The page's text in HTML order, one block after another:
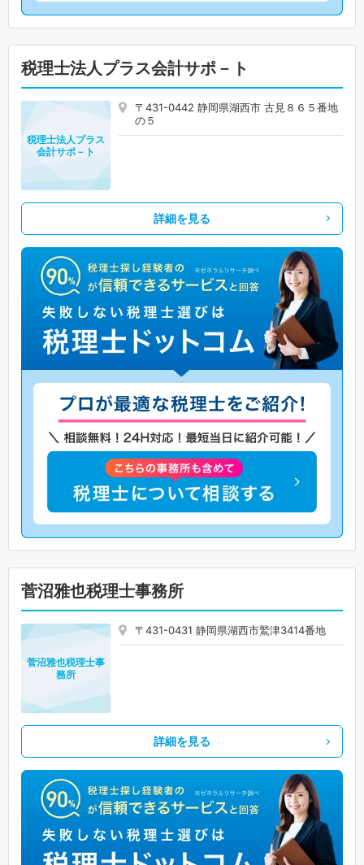
税理士法人プラス会計サポ－ト
〒431-0442 静岡県湖西市 古見８６５番地
の５
税理士法人プラス
会計サポ－ト
詳細を見る
菅沼雅也税理士事務所
〒431-0431 静岡県湖西市鷲津3414番地
菅沼雅也税理士事
務所
詳細を見る